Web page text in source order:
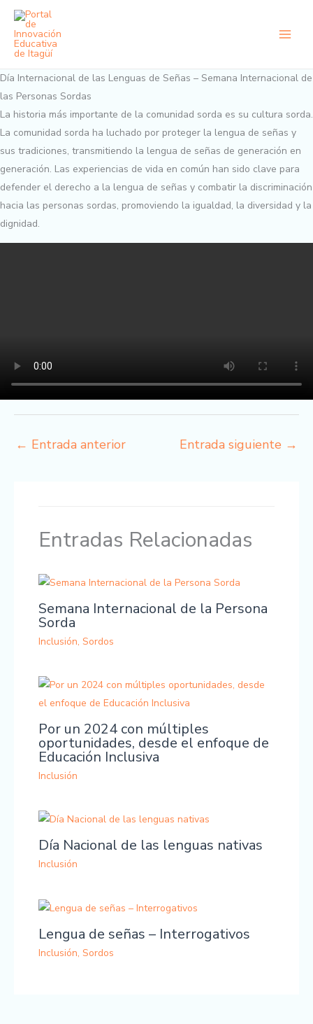
contenido
Día Internacional de las Lenguas de Señas – Semana Internacional de
las Personas Sordas
La historia más importante de la comunidad sorda es su cultura sorda.
La comunidad sorda ha luchado por proteger la lengua de señas y
sus tradiciones, transmitiendo la lengua de señas de generación en
generación. Las experiencias de vida en común han sido clave para
defender el derecho a la lengua de señas y combatir la discriminación
hacia las personas sordas, promoviendo la igualdad, la diversidad y la
dignidad.
← Entrada anterior Entrada siguiente →
Entradas Relacionadas
Semana Internacional de la Persona
Sorda
Inclusión, Sordos
Por un 2024 con múltiples
oportunidades, desde el enfoque de
Educación Inclusiva
Inclusión
Día Nacional de las lenguas nativas
Inclusión
Lengua de señas – Interrogativos
Inclusión, Sordos